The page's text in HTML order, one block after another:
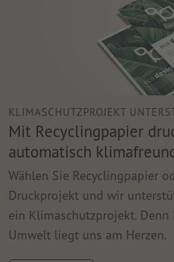
KLIMASCHUTZPROJEKT
Mit Recyclingpapier
automatisch
Wählen Sie Recyclingpapier
Druckprojekt und wir
ein Klimaschutzprojekt.
Umwelt liegt uns am Herzen.